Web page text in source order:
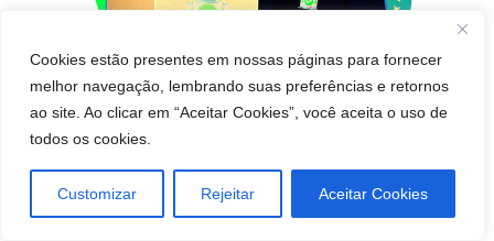
Cookies estão presentes em nossas páginas para fornecer
melhor navegação, lembrando suas preferências e retornos
ao site. Ao clicar em “Aceitar Cookies”, você aceita o uso de
todos os cookies.
Customizar Rejeitar Aceitar Cookies
Pedido de cápsula que emagrece para Entregar
em Feijó! Pague Depois de Receber